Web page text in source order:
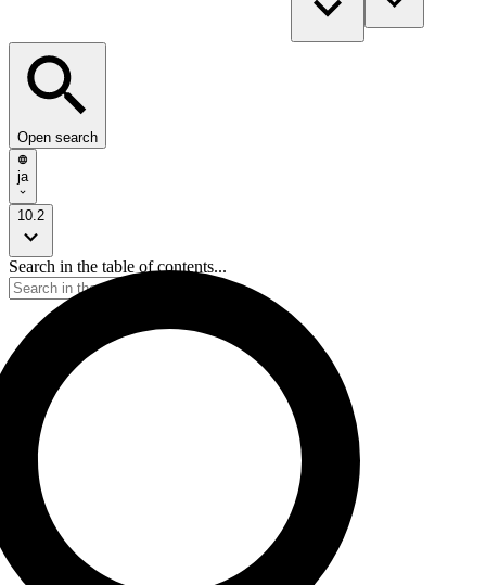
Open search
ja
10.2
Search in the table of contents...